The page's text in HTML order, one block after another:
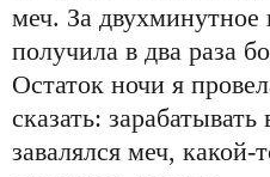
меч. За двухминутное
получила в два раза
Остаток ночи я
сказать:
завалялся меч, какой-